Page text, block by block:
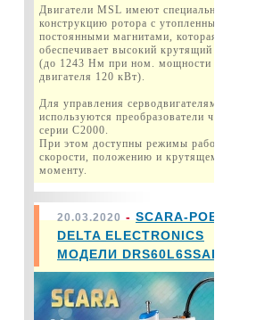
Двигатели MSL имеют специальную
конструкцию ротора с утопленными
постоянными магнитами, которая
обеспечивает высокий крутящий момент
(до 1243 Нм при ном. мощности
двигателя 120 кВт).
Для управления серводвигателями MSL
используются преобразователи частоты
серии C2000.
При этом доступны режимы работы по
скорости, положению и крутящему
моменту.
20.03.2020 - SCARA-РОБОТ
DELTA ELECTRONICS
МОДЕЛИ DRS60L6SSADN003